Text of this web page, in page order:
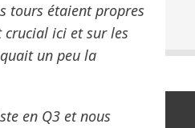
tours étaient propres
crucial ici et sur les
un peu la
en Q3 et nous